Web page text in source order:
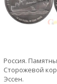
Россия.
Сторожевой
Эссен.